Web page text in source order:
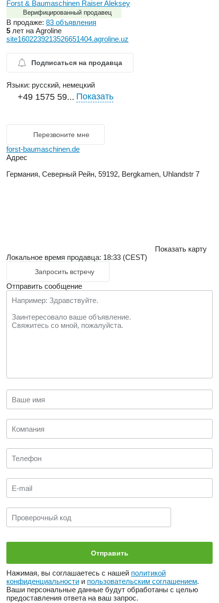
Forst & Baumaschinen Raiser Aleksey
Верифицированный продавец
В продаже: 83 объявления
5 лет на Agroline
site1602239213526651404.agroline.uz
Подписаться на продавца
Языки: русский, немецкий
+49 1575 59... Показать
Перезвоните мне
forst-baumaschinen.de
Адрес
Германия, Северный Рейн, 59192, Bergkamen, Uhlandstr 7
Показать карту
Локальное время продавца: 18:33 (CEST)
Запросить встречу
Отправить сообщение
Нажимая, вы соглашаетесь с нашей политикой
конфиденциальности и пользовательским соглашением.
Ваши персональные данные будут обработаны с целью
предоставления ответа на ваш запрос.